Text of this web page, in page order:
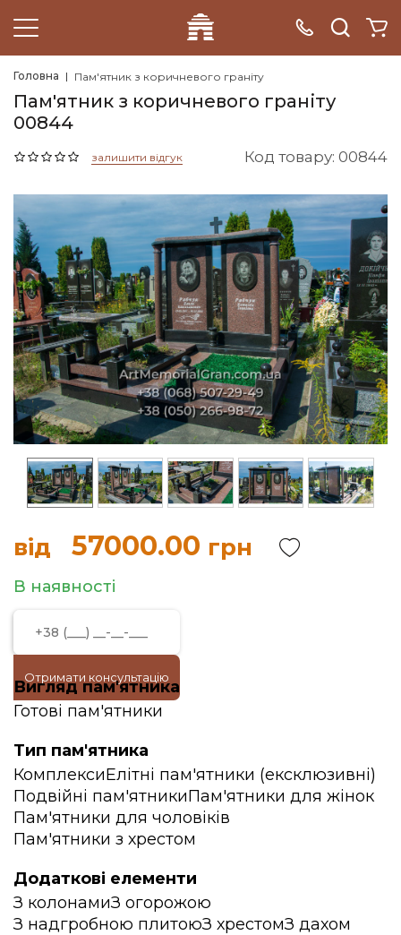
Головна Пам'ятник з коричневого граніту
Пам'ятник з коричневого граніту
00844
залишити відгук Код товару: 00844
від 57000.00 грн
В наявності
Отримати консультацію
Вигляд пам'ятника
Готові пам'ятники
Тип пам'ятника
КомплексиЕлітні пам'ятники (ексклюзивні)
Подвійні пам'ятникиПам'ятники для жінок
Пам'ятники для чоловіків
Пам'ятники з хрестом
Додаткові елементи
З колонамиЗ огорожою
З надгробною плитоюЗ хрестомЗ дахом